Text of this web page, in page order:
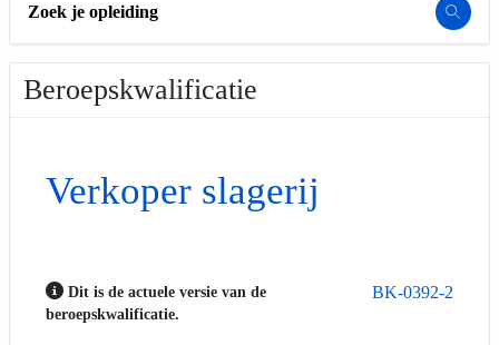
Zoek je opleiding
Beroepskwalificatie
Verkoper slagerij
BK-0392-2
Dit is de actuele versie van de
beroepskwalificatie.